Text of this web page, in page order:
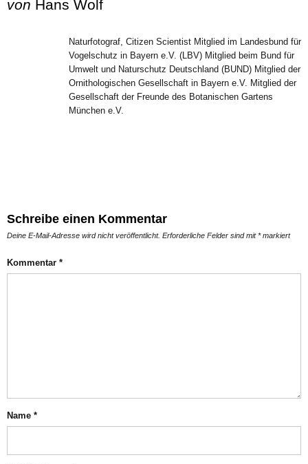
von Hans Wolf
Naturfotograf, Citizen Scientist Mitglied im Landesbund für
Vogelschutz in Bayern e.V. (LBV) Mitglied beim Bund für
Umwelt und Naturschutz Deutschland (BUND) Mitglied der
Ornithologischen Gesellschaft in Bayern e.V. Mitglied der
Gesellschaft der Freunde des Botanischen Gartens
München e.V.
Schreibe einen Kommentar
Deine E-Mail-Adresse wird nicht veröffentlicht. Erforderliche Felder sind mit*markiert
Kommentar *
Name *